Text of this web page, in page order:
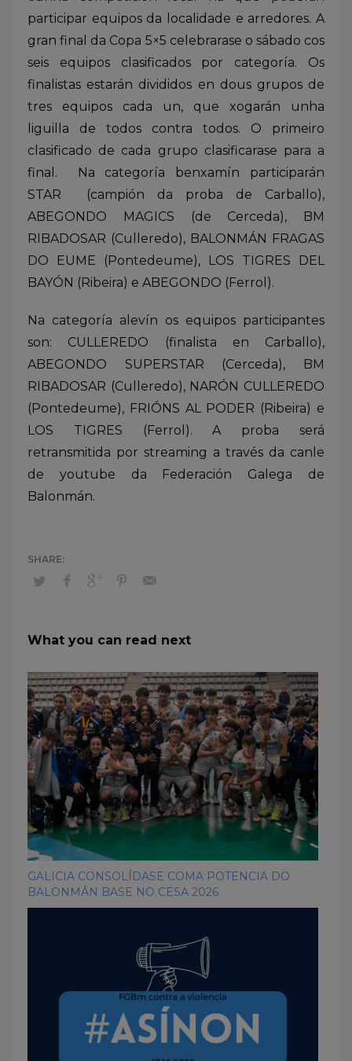
participar equipos da localidade e arredores. A
gran final da Copa 5×5 celebrarase o sábado cos
seis equipos clasificados por categoría. Os
finalistas estarán divididos en dous grupos de
tres equipos cada un, que xogarán unha
liguilla de todos contra todos. O primeiro
clasificado de cada grupo clasificarase para a
final. Na categoría benxamín participarán
STAR (campión da proba de Carballo),
ABEGONDO MAGICS (de Cerceda), BM
RIBADOSAR (Culleredo), BALONMÁN FRAGAS
DO EUME (Pontedeume), LOS TIGRES DEL
BAYÓN (Ribeira) e ABEGONDO (Ferrol).
Na categoría alevín os equipos participantes
son: CULLEREDO (finalista en Carballo),
ABEGONDO SUPERSTAR (Cerceda), BM
RIBADOSAR (Culleredo), NARÓN CULLEREDO
(Pontedeume), FRIÓNS AL PODER (Ribeira) e
LOS TIGRES (Ferrol). A proba será
retransmitida por streaming a través da canle
de youtube da Federación Galega de
Balonmán.
What you can read next
GALICIA CONSOLÍDASE COMA POTENCIA DO
BALONMÁN BASE NO CESA 2026